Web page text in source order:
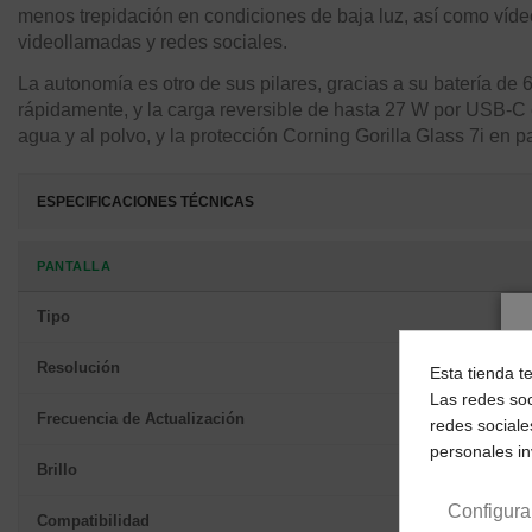
menos trepidación en condiciones de baja luz, así como
videollamadas y redes sociales.
La autonomía es otro de sus pilares, gracias a su batería
rápidamente, y la carga reversible de hasta 27 W por USB-
agua y al polvo, y la protección Corning Gorilla Glass 7i en
ESPECIFICACIONES TÉCNICAS
PANTALLA
Tipo
Resolución
Frecuencia de Actualización
Brillo
Compatibilidad
Esta tienda
Las redes
redes
personales